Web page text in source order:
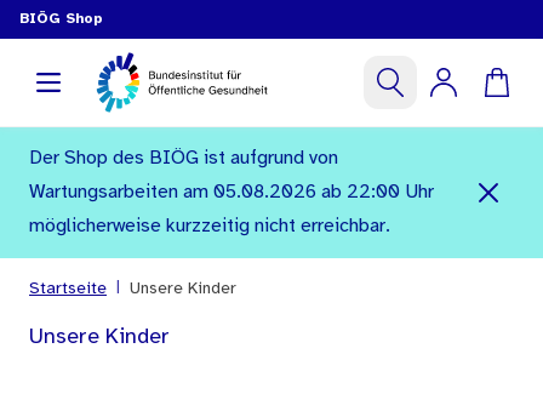
BIÖG Shop
Der Shop des BIÖG ist aufgrund von
Wartungsarbeiten am 05.08.2026 ab 22:00 Uhr
möglicherweise kurzzeitig nicht erreichbar.
Startseite Unsere Kinder
Unsere Kinder